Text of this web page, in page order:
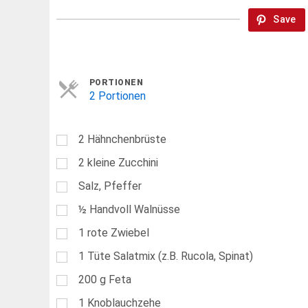
Save
PORTIONEN
2 Portionen
2 Hähnchenbrüste
2 kleine Zucchini
Salz, Pfeffer
½ Handvoll Walnüsse
1 rote Zwiebel
1 Tüte Salatmix (z.B. Rucola, Spinat)
200 g Feta
1 Knoblauchzehe